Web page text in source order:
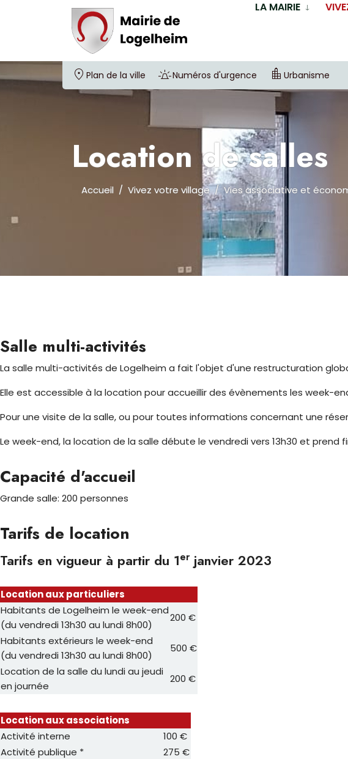
LA MAIRIE
Plan de la ville Numéros d'urgence Urbanisme
Location de salles
Accueil Vivez votre village Vies associative et
Salle multi-activités
La salle multi-activités de Logelheim a fait l'objet d'une restructuration
Elle est accessible à la location pour accueillir des évènements les week-
Pour une visite de la salle, ou pour toutes informations concernant une
Le week-end, la location de la salle débute le vendredi vers 13h30 et prend
Capacité d'accueil
Grande salle: 200 personnes
Tarifs de location
Tarifs en vigueur à partir du 1erjanvier 2023
Location aux particuliers
Habitants de Logelheim le week-end
(du vendredi 13h30 au lundi 8h00)
200 €
Habitants extérieurs le week-end
(du vendredi 13h30 au lundi 8h00)
500 €
Location de la salle du lundi au jeudi
en journée
200 €
Location aux associations
Activité interne
100 €
Activité publique *
275 €